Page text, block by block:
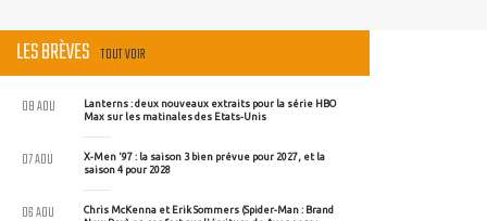
LES BRÈVES TOUT VOIR
Lanterns : deux nouveaux extraits pour la série HBO
Max sur les matinales des Etats-Unis
08 AOU
X-Men '97 : la saison 3 bien prévue pour 2027, et la
saison 4 pour 2028
07 AOU
Chris McKenna et Erik Sommers (Spider-Man : Brand
06 AOU